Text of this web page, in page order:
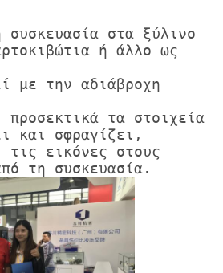
συσκευασία στα ξύλινο
ή άλλο ως
με την αδιάβροχη
προσεκτικά τα στοιχεία
και σφραγίζει,
τις εικόνες στους
τη συσκευασία.